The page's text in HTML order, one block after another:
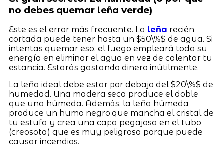
no debes quemar leña verde)
Este es el error más frecuente. La leña recién
cortada puede tener hasta un $50\%$ de agua. Si
intentas quemar eso, el fuego empleará toda su
energía en eliminar el agua en vez de calentar tu
estancia. Estarás gastando dinero inútilmente.
La leña ideal debe estar por debajo del $20\%$ de
humedad. Una madera seca produce el doble
que una húmeda. Además, la leña húmeda
produce un humo negro que mancha el cristal de
tu estufa y crea una capa pegajosa en el tubo
(creosota) que es muy peligrosa porque puede
causar incendios.